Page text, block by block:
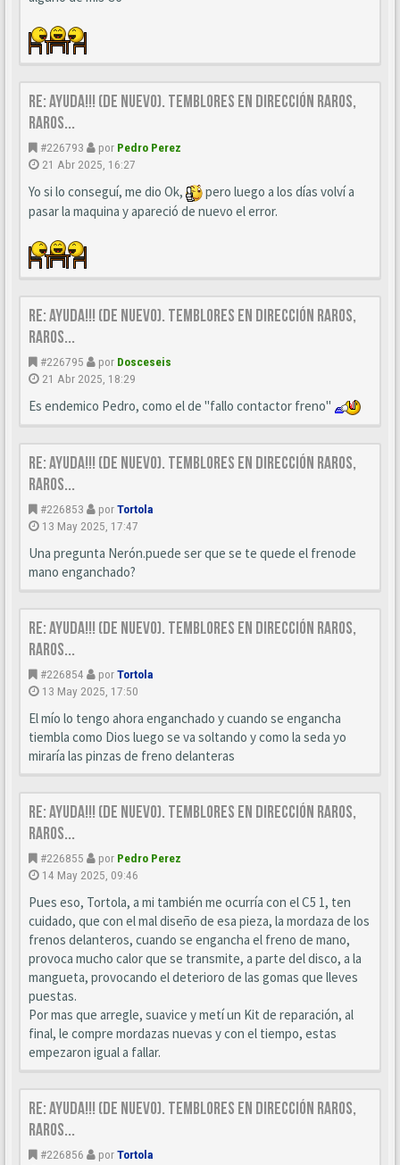
Re: Ayuda!!! (de nuevo). Temblores en dirección raros,
raros...
#226793 por Pedro Perez
21 Abr 2025, 16:27
Yo si lo conseguí, me dio Ok,
pero luego a los días volví a
pasar la maquina y apareció de nuevo el error.
Re: Ayuda!!! (de nuevo). Temblores en dirección raros,
raros...
#226795 por Dosceseis
21 Abr 2025, 18:29
Es endemico Pedro, como el de "fallo contactor freno"
Re: Ayuda!!! (de nuevo). Temblores en dirección raros,
raros...
#226853 porTortola
13 May 2025, 17:47
Una pregunta Nerón.puede ser que se te quede el frenode
mano enganchado?
Re: Ayuda!!! (de nuevo). Temblores en dirección raros,
raros...
#226854 porTortola
13 May 2025, 17:50
El mío lo tengo ahora enganchado y cuando se engancha
tiembla como Dios luego se va soltando y como la seda yo
miraría las pinzas de freno delanteras
Re: Ayuda!!! (de nuevo). Temblores en dirección raros,
raros...
#226855 por Pedro Perez
14 May 2025, 09:46
Pues eso, Tortola, a mi también me ocurría con el C5 1, ten
cuidado, que con el mal diseño de esa pieza, la mordaza de los
frenos delanteros, cuando se engancha el freno de mano,
provoca mucho calor que se transmite, a parte del disco, a la
mangueta, provocando el deterioro de las gomas que lleves
puestas.
Por mas que arregle, suavice y metí un Kit de reparación, al
final, le compre mordazas nuevas y con el tiempo, estas
empezaron igual a fallar.
Re: Ayuda!!! (de nuevo). Temblores en dirección raros,
raros...
#226856 porTortola